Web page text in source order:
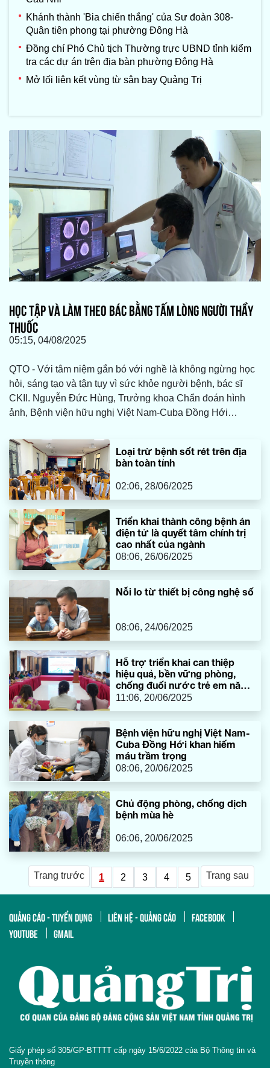
Khánh thành 'Bia chiến thắng' của Sư đoàn 308-
Quân tiên phong tại phường Đông Hà
Đồng chí Phó Chủ tịch Thường trực UBND tỉnh kiểm
tra các dự án trên địa bàn phường Đông Hà
Mở lối liên kết vùng từ sân bay Quảng Trị
HỌC TẬP VÀ LÀM THEO BÁC BẰNG TẤM LÒNG NGƯỜI THẦY
THUỐC
05:15, 04/08/2025
QTO - Với tâm niệm gắn bó với nghề là không ngừng học
hỏi, sáng tạo và tận tụy vì sức khỏe người bệnh, bác sĩ
CKII. Nguyễn Đức Hùng, Trưởng khoa Chẩn đoán hình
ảnh, Bệnh viện hữu nghị Việt Nam-Cuba Đồng Hới
việc rèn luyện chuyên môn, nâng cao y đức.
Loại trừ bệnh sốt rét trên địa
bàn toàn tỉnh
02:06, 28/06/2025
Triển khai thành công bệnh án
điện tử là quyết tâm chính trị
cao nhất của ngành
08:06, 26/06/2025
Nỗi lo từ thiết bị công nghệ số
08:06, 24/06/2025
Hỗ trợ triển khai can thiệp
hiệu quả, bền vững phòng,
chống đuối nước trẻ em năm
2025
11:06, 20/06/2025
​Bệnh viện hữu nghị Việt Nam-
Cuba Đồng Hới khan hiếm
máu trầm trọng
08:06, 20/06/2025
Chủ động phòng, chống dịch
bệnh mùa hè
06:06, 20/06/2025
Trang trước 1 2 3 4 5 Trang sau
QUẢNG CÁO - TUYỂN DỤNG LIÊN HỆ - QUẢNG CÁO
FACEBOOK
YOUTUBE
GMAIL
Giấy phép số 305/GP-BTTTT cấp ngày 15/6/2022 của Bộ Thông tin và
Truyền thông